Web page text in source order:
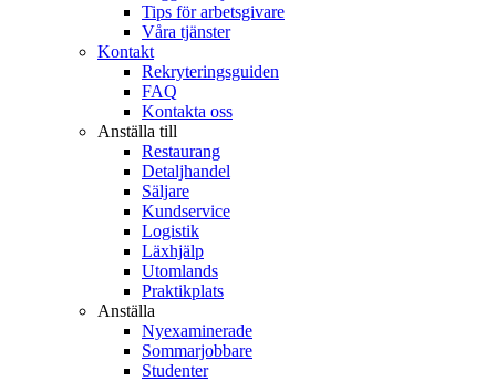
Tips för arbetsgivare
Våra tjänster
Kontakt
Rekryteringsguiden
FAQ
Kontakta oss
Anställa till
Restaurang
Detaljhandel
Säljare
Kundservice
Logistik
Läxhjälp
Utomlands
Praktikplats
Anställa
Nyexaminerade
Sommarjobbare
Studenter